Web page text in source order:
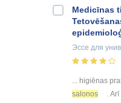
Medicīnas
Эссе для
... higiēnas
salonos
.